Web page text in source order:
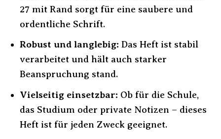
27 mit Rand sorgt für eine saubere und
ordentliche Schrift.
Robust und langlebig: Das Heft ist stabil
verarbeitet und hält auch starker
Beanspruchung stand.
Vielseitig einsetzbar: Ob für die Schule,
das Studium oder private Notizen – dieses
Heft ist für jeden Zweck geeignet.